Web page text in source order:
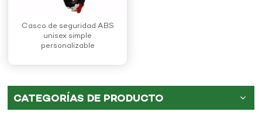
Casco de seguridad ABS
unisex simple
personalizable
CATEGORÍAS DE PRODUCTO